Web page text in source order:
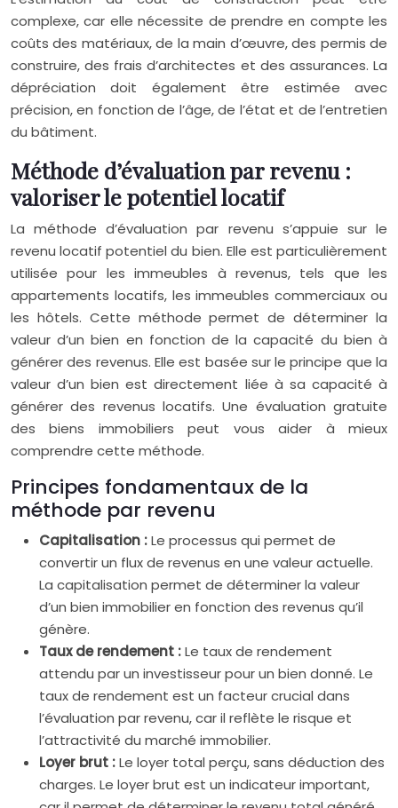
complexe, car elle nécessite de prendre en compte les
coûts des matériaux, de la main d’œuvre, des permis de
construire, des frais d’architectes et des assurances. La
dépréciation doit également être estimée avec
précision, en fonction de l’âge, de l’état et de l’entretien
du bâtiment.
Méthode d’évaluation par revenu :
valoriser le potentiel locatif
La méthode d’évaluation par revenu s’appuie sur le
revenu locatif potentiel du bien. Elle est particulièrement
utilisée pour les immeubles à revenus, tels que les
appartements locatifs, les immeubles commerciaux ou
les hôtels. Cette méthode permet de déterminer la
valeur d’un bien en fonction de la capacité du bien à
générer des revenus. Elle est basée sur le principe que la
valeur d’un bien est directement liée à sa capacité à
générer des revenus locatifs. Une évaluation gratuite
des biens immobiliers peut vous aider à mieux
comprendre cette méthode.
Principes fondamentaux de la
méthode par revenu
Capitalisation :Le processus qui permet de
convertir un flux de revenus en une valeur actuelle.
La capitalisation permet de déterminer la valeur
d’un bien immobilier en fonction des revenus qu’il
génère.
Taux de rendement :Le taux de rendement
attendu par un investisseur pour un bien donné. Le
taux de rendement est un facteur crucial dans
l’évaluation par revenu, car il reflète le risque et
l’attractivité du marché immobilier.
Loyer brut :Le loyer total perçu, sans déduction des
charges. Le loyer brut est un indicateur important,